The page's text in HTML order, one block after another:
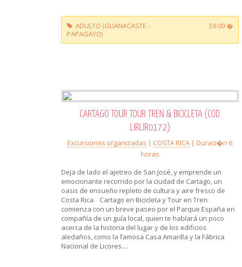
ADULTO (GUANACASTE -
PAPAGAYO)
59.00 �
CARTAGO TOUR TOUR TREN & BICICLETA (COD
LIRLIR0172)
Excursiones organizadas | COSTA RICA | Duraci�n 6
horas
Deja de lado el ajetreo de San José, y emprende un
emocionante recorrido por la ciudad de Cartago, un
oasis de ensueño repleto de cultura y aire fresco de
Costa Rica. Cartago en Bicicleta y Tour en Tren
comienza con un breve paseo por el Parque España en
compañía de un guía local, quien te hablará un poco
acerca de la historia del lugar y de los edificios
aledaños, como la famosa Casa Amarilla y la Fábrica
Nacional de Licores....